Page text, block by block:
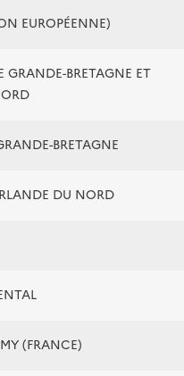
EUROPÉENNE)
GRANDE-BRETAGNE ET
BRETAGNE
DU NORD
(FRANCE)